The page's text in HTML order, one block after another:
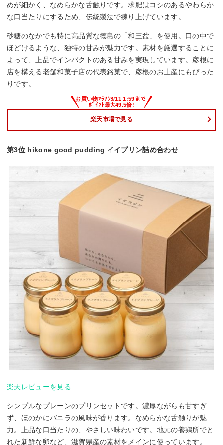
めが細かく、なめらかな舌触りです。求肥はコシのあるやわらか
な口当たりにするため、伝統製法で練り上げています。
砂糖のなかでも特に高品質な徳島の「和三盆」を使用。口の中で
ほどけるような、独特の甘みが魅力です。素材を厳選することに
よって、上品でインパクトのある甘みを実現しています。彦根に
店を構える老舗和菓子店の代表銘菓で、彦根のお土産にもぴった
りです。
楽天市場で見る
第3位 hikone good pudding イイプリン詰め合わせ
楽天レビューを見る
シンプルなプレーンのプリンセットです。濃厚ながらも甘すぎ
ず、ほのかにバニラの風味が香ります。なめらかな舌触りが魅
力。上品な口当たりの、やさしい味わいです。地元の養鶏所でと
れた新鮮な卵など、滋賀県産の素材をメインに使っています。